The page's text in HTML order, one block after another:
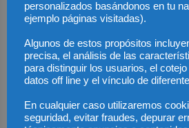
Conclusión
Ambos contratos presentan ventajas
los objetivos y prioridades de cada
adecuado requiere un análisis profundo
específicas, los riesgos asumidos y el
personalizados basándonos en tu
ejemplo páginas visitadas).
Algunos de estos propósitos
precisa, el análisis de las
para distinguir los usuarios, el
datos off line y el vínculo de
En cualquier caso utilizaremos
seguridad, evitar fraudes, depurar